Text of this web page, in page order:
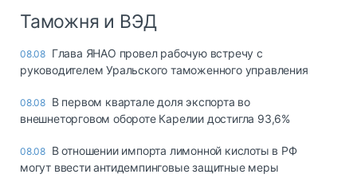
Таможня и ВЭД
08.08 Глава ЯНАО провел рабочую встречу с
руководителем Уральского таможенного управления
08.08 В первом квартале доля экспорта во
внешнеторговом обороте Карелии достигла 93,6%
08.08 В отношении импорта лимонной кислоты в РФ
могут ввести антидемпинговые защитные меры